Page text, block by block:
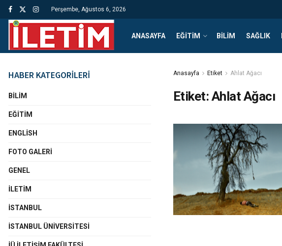
Perşembe, Ağustos 6, 2026
ANASAYFA EĞITIM BILIM SAĞLIK
Anasayfa Etiket Ahlat Ağacı
Etiket: Ahlat Ağacı
HABER KATEGORİLERİ
BILIM
EĞITIM
ENGLISH
FOTO GALERI
GENEL
İLETIM
İSTANBUL
İSTANBUL ÜNIVERSITESI